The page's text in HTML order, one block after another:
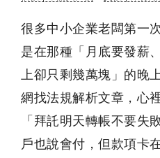
很多中小企業老闆第一
是在那種「月底要發薪
上卻只剩幾萬塊」的晚
網找法規解析文章，心
「拜託明天轉帳不要失
戶也說會付，但款項卡